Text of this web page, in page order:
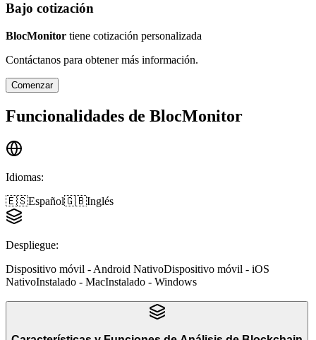
Bajo cotización
BlocMonitor tiene cotización personalizada
Contáctanos para obtener más información.
Comenzar
Funcionalidades de BlocMonitor
Idiomas:
🇪🇸Español🇬🇧Inglés
Despliegue:
Dispositivo móvil - Android NativoDispositivo móvil - iOS
NativoInstalado - MacInstalado - Windows